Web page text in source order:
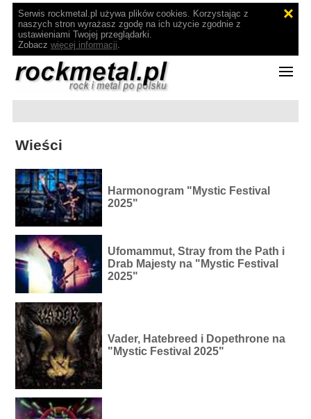
Serwis rockmetal.pl używa plików cookies. Korzystając z
naszych stron wyrażasz zgodę na ich użycie zgodnie z
ustawieniami Twojej przeglądarki.
Zobacz więcej informacji.
Wieści
Harmonogram "Mystic Festival
2025"
Ufomammut, Stray from the Path i
Drab Majesty na "Mystic Festival
2025"
Vader, Hatebreed i Dopethrone na
"Mystic Festival 2025"